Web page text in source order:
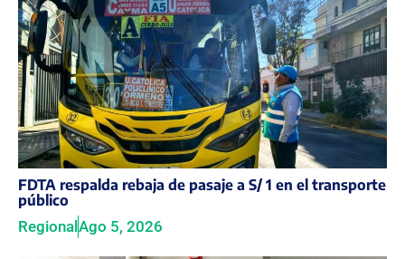
FDTA respalda rebaja de pasaje a S/ 1 en el transporte
público
RegionalAgo 5, 2026